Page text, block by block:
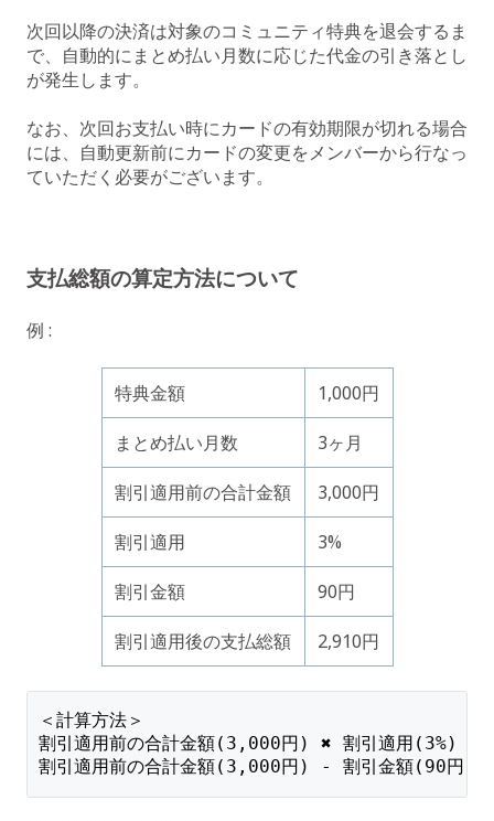
次回以降の決済は対象のコミュニティ特典を退会するま
で、自動的にまとめ払い月数に応じた代金の引き落とし
が発生します。
なお、次回お支払い時にカードの有効期限が切れる場合
には、自動更新前にカードの変更をメンバーから行なっ
ていただく必要がございます。
支払総額の算定方法について
例 :
特典金額 1,000円
まとめ払い月数 3ヶ月
割引適用前の合計金額 3,000円
割引適用 3%
割引金額 90円
割引適用後の支払総額 2,910円
＜計算方法＞
割引適用前の合計金額(3,000円) ✖️ 割引適用(3%)
割引適用前の合計金額(3,000円) - 割引金額(90円